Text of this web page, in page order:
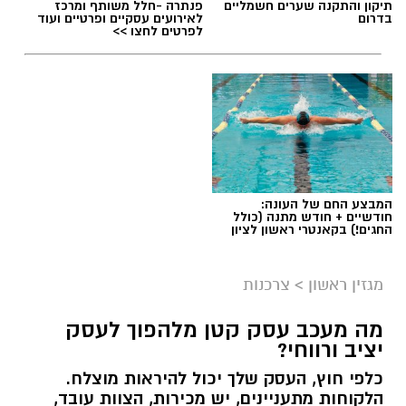
קרדיט תמונה בוסט מדיה
תיקון והתקנה שערים חשמליים
בדרום
פנתרה -חלל משותף ומרכז
לאירועים עסקיים ופרטיים ועוד
לפרטים לחצו >>
המבצע החם של העונה:
חודשיים + חודש מתנה (כולל
החגים!) בקאנטרי ראשון לציון
מגזין ראשון > צרכנות
מה מעכב עסק קטן מלהפוך לעסק
יציב ורווחי?
כלפי חוץ, העסק שלך יכול להיראות מוצלח.
הלקוחות מתעניינים, יש מכירות, הצוות עובד,